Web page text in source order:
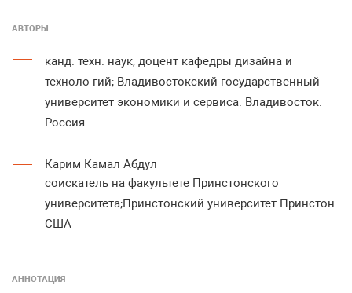
АВТОРЫ
канд. техн. наук, доцент кафедры дизайна и
техноло-гий; Владивостокский государственный
университет экономики и сервиса. Владивосток.
Россия
Карим Камал Абдул
соискатель на факультете Принстонского
университета;Принстонский университет Принстон.
США
АННОТАЦИЯ